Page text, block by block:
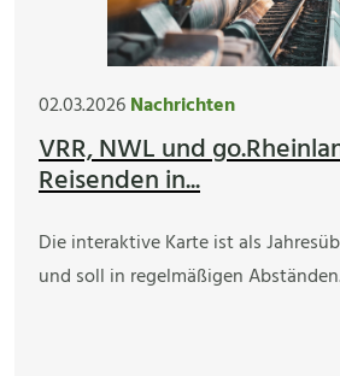
02.03.2026Nachrichten
VRR, NWL und
Reisenden in...
Die interaktive Karte ist als
und soll in regelmäßigen